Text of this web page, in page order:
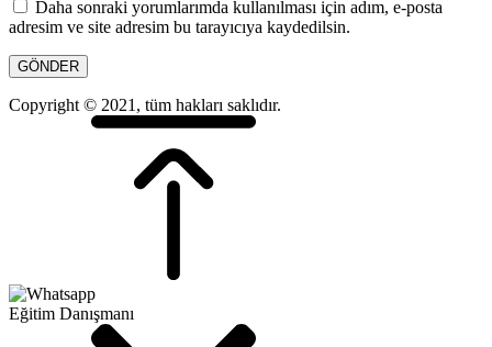
Daha sonraki yorumlarımda kullanılması için adım, e-posta
adresim ve site adresim bu tarayıcıya kaydedilsin.
Copyright © 2021, tüm hakları saklıdır.
Eğitim Danışmanı